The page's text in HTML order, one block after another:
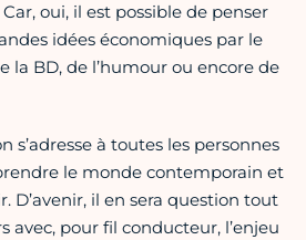
oui, il est possible de penser
idées économiques par le
la BD, de l’humour ou encore de
à toutes les personnes
le monde contemporain et
D’avenir, il en sera question tout
avec, pour fil conducteur, l’enjeu